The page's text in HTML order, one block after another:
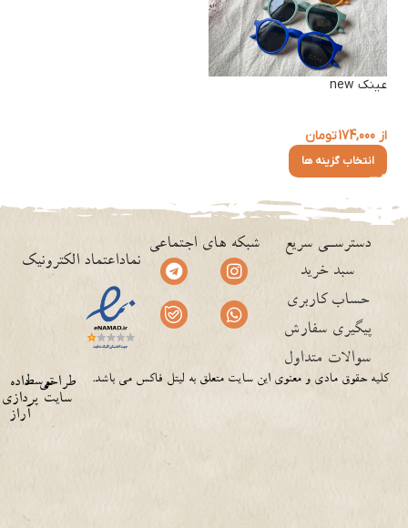
عینک new
از174,000تومان
انتخاب گزینه ها
دسترسـی سریع
سبد خرید
حساب کاربری
پیگیری سفارش
سوالات متداول
شبکه های اجتماعی
نماداعتماد الکترونیک
داده
پردازی
آراز
توسططراحی
سایت
کلیه حقوق مادی و معنوی این سایت متعلق به لیتل فاکس می باشد.